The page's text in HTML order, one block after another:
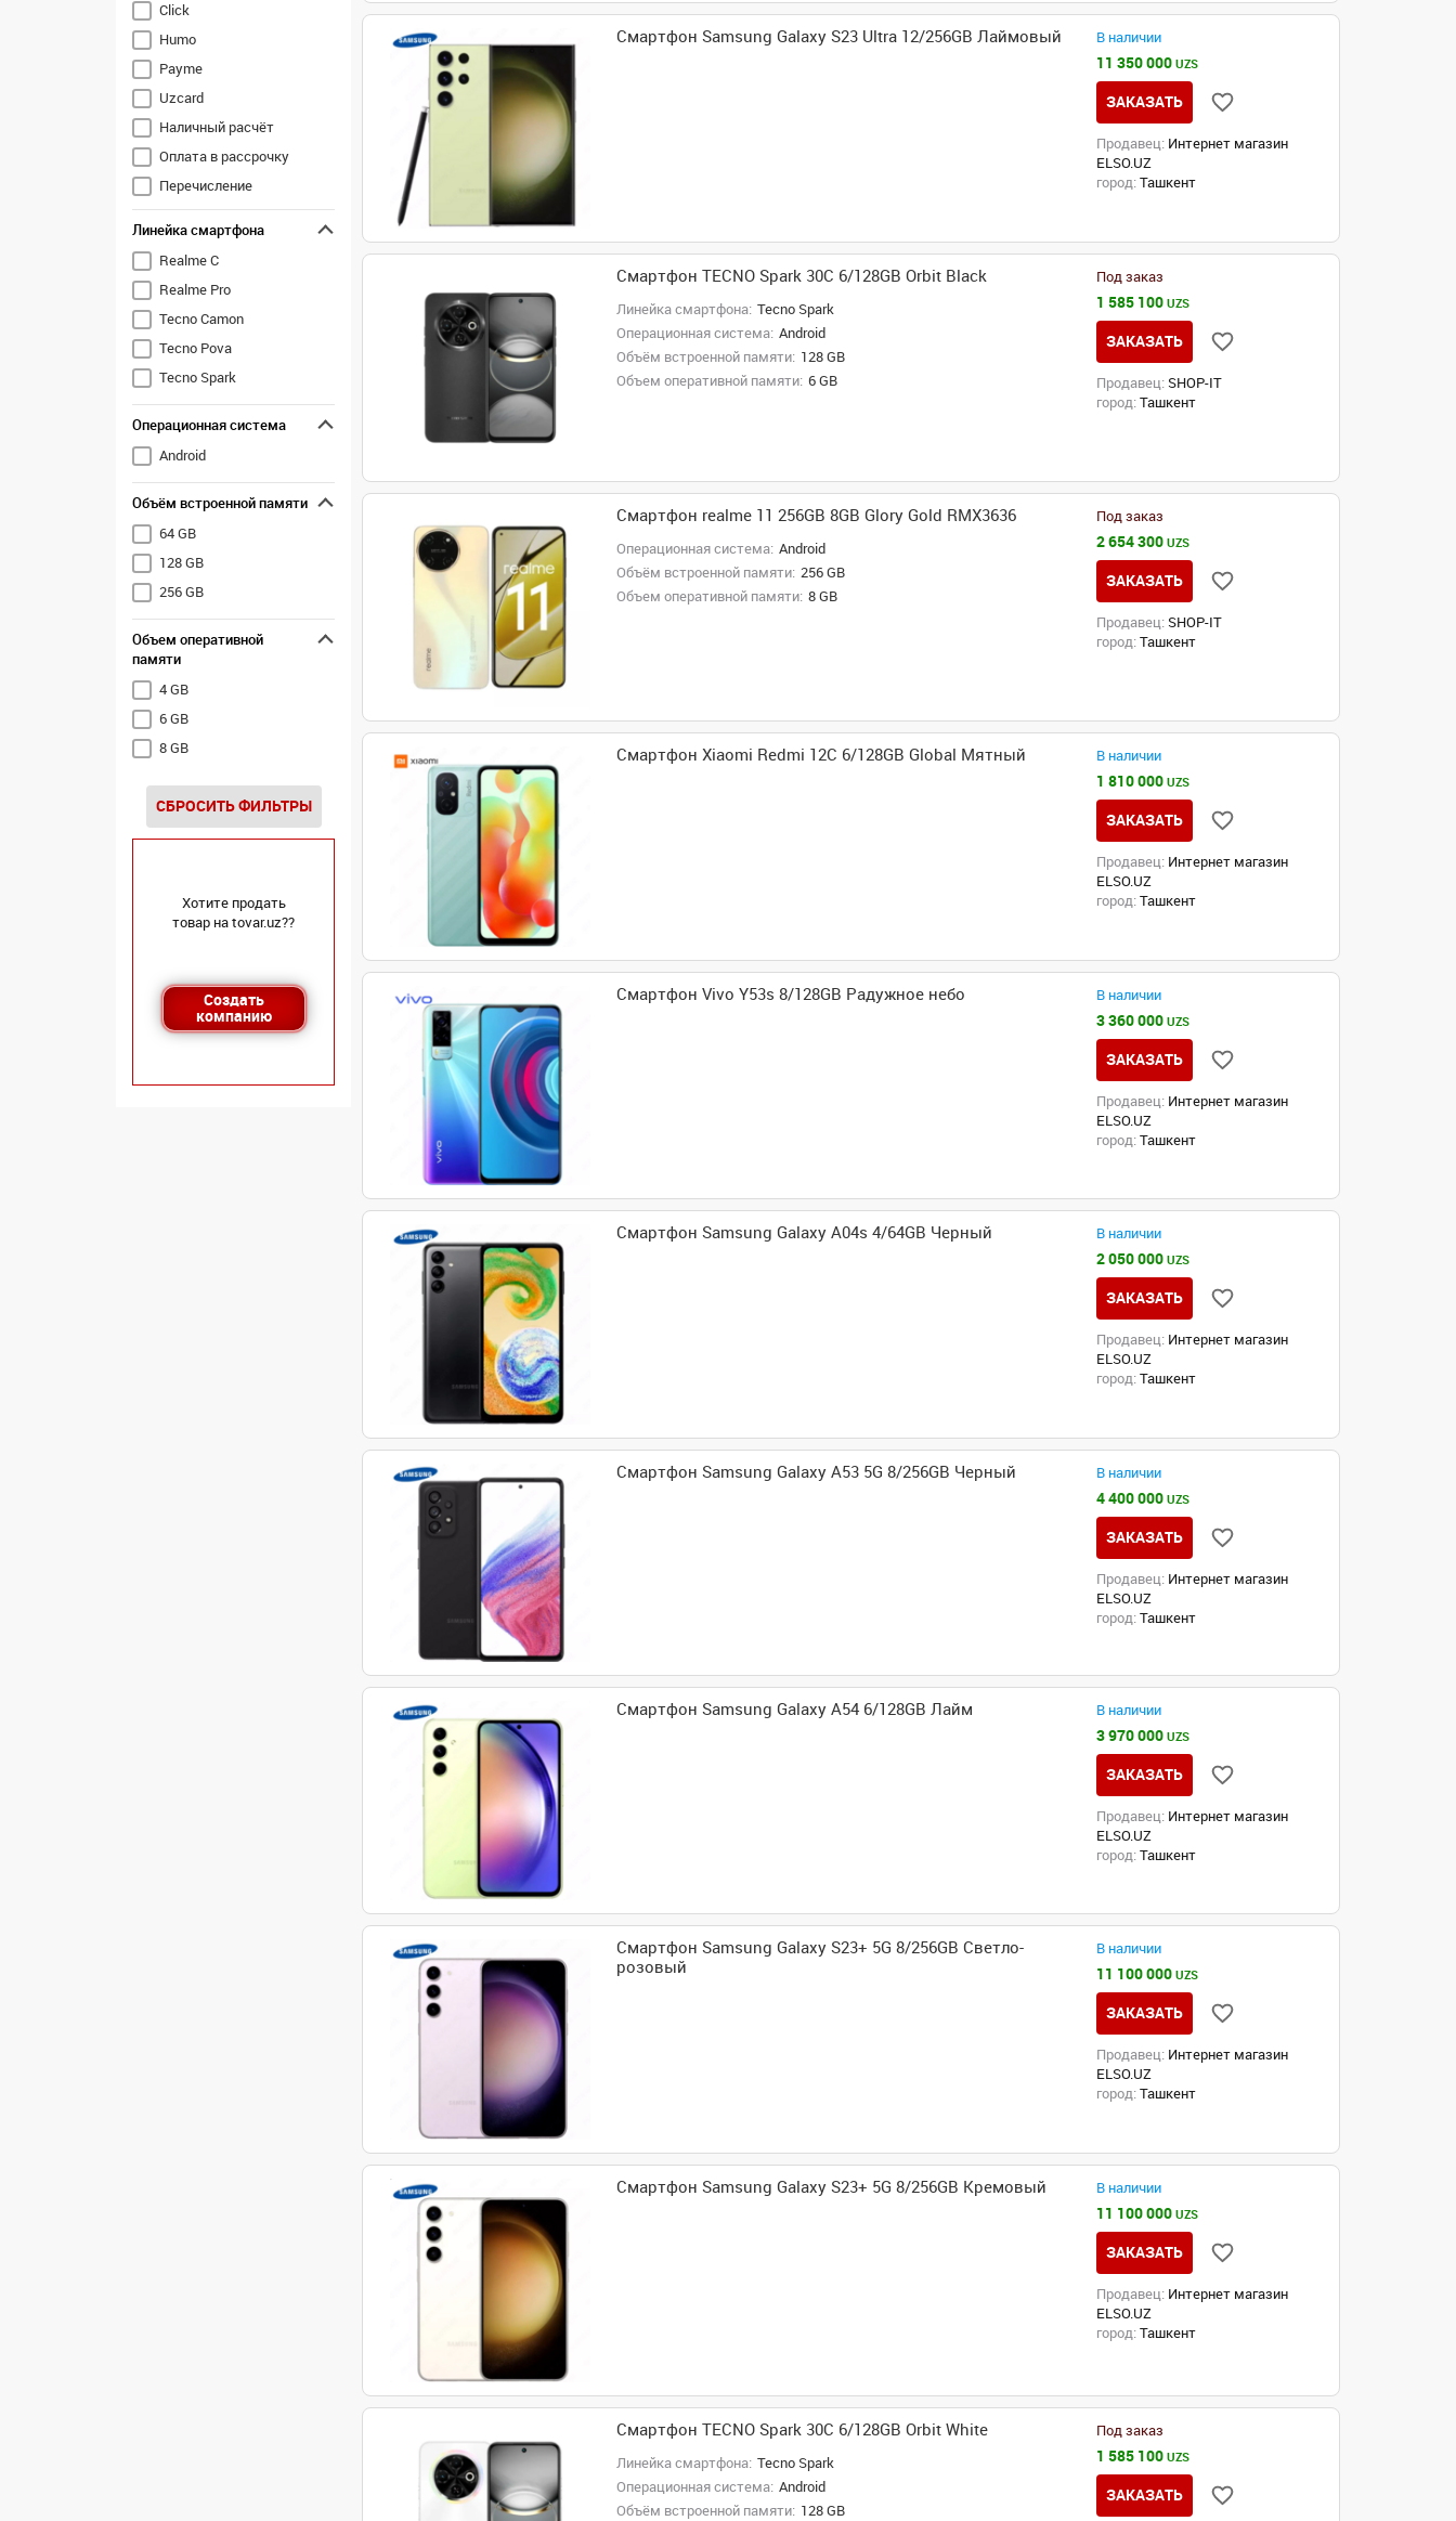
Realme
Samsung
TCL
Tecno
Vivo
Xiaomi
ZTE
Click
Humo
Payme
Uzcard
Наличный расчёт
Оплата в рассрочку
Перечисление
Линейка смартфона
Realme C
Realme Pro
Tecno Camon
Tecno Pova
Tecno Spark
Операционная система
Android
Объём встроенной памяти
64 GB
128 GB
256 GB
Объем оперативной
памяти
4 GB
6 GB
8 GB
СБРОСИТЬ ФИЛЬТРЫ
Хотите продать
товар на tovar.uz??
Создать
компанию
Смартфон Samsung Galaxy S23 Ultra 12/256GB Лаймовый В наличии
11 350 000UZS
ЗАКАЗАТЬ
Продавец: Интернет магазин
ELSO.UZ
город: Ташкент
Смартфон TECNO Spark 30C 6/128GB Orbit Black
Линейка смартфона: Tecno Spark
Операционная система: Android
Объём встроенной памяти: 128 GB
Объем оперативной памяти: 6 GB
Под заказ
1 585 100UZS
ЗАКАЗАТЬ
Продавец: SHOP-IT
город: Ташкент
Смартфон realme 11 256GB 8GB Glory Gold RMX3636
Операционная система: Android
Объём встроенной памяти: 256 GB
Объем оперативной памяти: 8 GB
Под заказ
2 654 300UZS
ЗАКАЗАТЬ
Продавец: SHOP-IT
город: Ташкент
Смартфон Xiaomi Redmi 12C 6/128GB Global Мятный В наличии
1 810 000UZS
ЗАКАЗАТЬ
Продавец: Интернет магазин
ELSO.UZ
город: Ташкент
Смартфон Vivo Y53s 8/128GB Радужное небо В наличии
3 360 000UZS
ЗАКАЗАТЬ
Продавец: Интернет магазин
ELSO.UZ
город: Ташкент
Смартфон Samsung Galaxy A04s 4/64GB Черный В наличии
2 050 000UZS
ЗАКАЗАТЬ
Продавец: Интернет магазин
ELSO.UZ
город: Ташкент
Смартфон Samsung Galaxy A53 5G 8/256GB Черный В наличии
4 400 000UZS
ЗАКАЗАТЬ
Продавец: Интернет магазин
ELSO.UZ
город: Ташкент
Смартфон Samsung Galaxy A54 6/128GB Лайм В наличии
3 970 000UZS
ЗАКАЗАТЬ
Продавец: Интернет магазин
ELSO.UZ
город: Ташкент
Смартфон Samsung Galaxy S23+ 5G 8/256GB Светло-
розовый
В наличии
11 100 000UZS
ЗАКАЗАТЬ
Продавец: Интернет магазин
ELSO.UZ
город: Ташкент
Смартфон Samsung Galaxy S23+ 5G 8/256GB Кремовый В наличии
11 100 000UZS
ЗАКАЗАТЬ
Продавец: Интернет магазин
ELSO.UZ
город: Ташкент
Смартфон TECNO Spark 30C 6/128GB Orbit White
Линейка смартфона: Tecno Spark
Операционная система: Android
Объём встроенной памяти: 128 GB
Под заказ
1 585 100UZS
ЗАКАЗАТЬ